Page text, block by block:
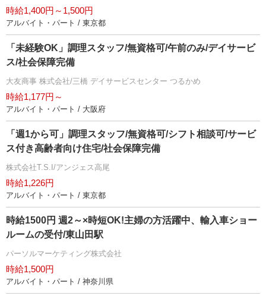
時給1,400円～1,500円
アルバイト・パート / 東京都
「未経験OK」調理スタッフ/無資格可/午前のみ/デイサービ
ス/社会保障完備
大友商事 株式会社/三橋 デイサービスセンター つるかめ
時給1,177円～
アルバイト・パート / 大阪府
「週1から可」調理スタッフ/無資格可/シフト相談可/サービ
ス付き高齢者向け住宅/社会保障完備
株式会社T.S.I/アンジェス高尾
時給1,226円
アルバイト・パート / 東京都
時給1500円 週2～×時短OK!主婦の方活躍中、輸入車ショー
ルームの受付/東山田駅
パーソルマーケティング株式会社
時給1,500円
アルバイト・パート / 神奈川県